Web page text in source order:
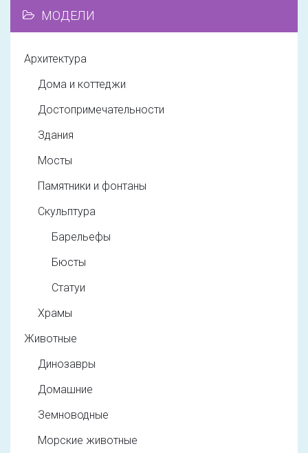
МОДЕЛИ
Архитектура
Дома и коттеджи
Достопримечательности
Здания
Мосты
Памятники и фонтаны
Скульптура
Барельефы
Бюсты
Статуи
Храмы
Животные
Динозавры
Домашние
Земноводные
Морские животные